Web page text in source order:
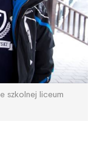
szkolnej liceum